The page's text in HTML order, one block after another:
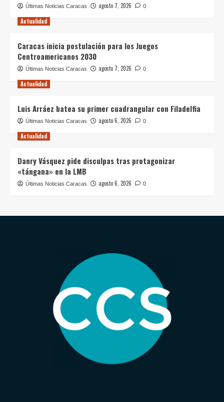
Últimas Noticias Caracas agosto 7, 2026 0
Actualidad
Caracas inicia postulación para los Juegos
Centroamericanos 2030
Últimas Noticias Caracas agosto 7, 2026 0
Actualidad
Luis Arráez batea su primer cuadrangular con Filadelfia
Últimas Noticias Caracas agosto 6, 2026 0
Actualidad
Danry Vásquez pide disculpas tras protagonizar
«tángana» en la LMB
Últimas Noticias Caracas agosto 6, 2026 0